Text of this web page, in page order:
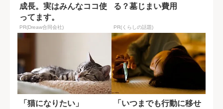
成長。実はみんなココ使
ってます。
PR(Dreaw合同会社)
る？墓じまい費用
PR(くらしの話題)
「猫になりたい」
「いつまでも行動に移せ